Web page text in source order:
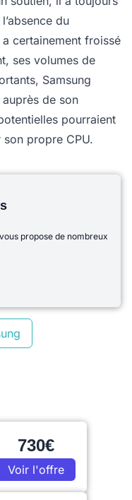
du
certainement froissé
ses volumes de
Samsung
de son
pourraient
propre CPU.
propose de nombreux
730€
Voir l'offre